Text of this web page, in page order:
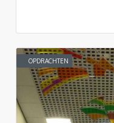
OPDRACHTEN